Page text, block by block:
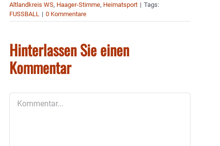
Altlandkreis WS, Haager-Stimme, Heimatsport | Tags:
FUSSBALL
| 0 Kommentare
Hinterlassen Sie einen
Kommentar